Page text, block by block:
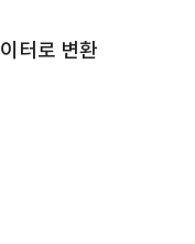
터로 변환